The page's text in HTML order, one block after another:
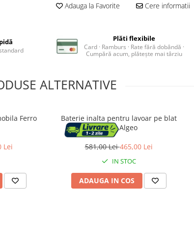
Adauga la Favorite Cere informatii
Plăti flexibile
Card · Ramburs · Rate fără dobândă ·
Cumpără acum, plătește mai târziu
ALTERNATIVE
Ferro
Lei
Baterie inalta pentru lavoar pe blat
Ferro Algeo
581,00 Lei465,00 Lei
IN STOC
ADAUGA IN COS